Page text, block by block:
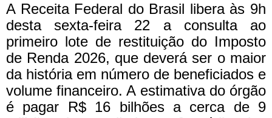
A Receita Federal do Brasil libera às 9h
desta sexta-feira 22 a consulta ao
primeiro lote de restituição do Imposto
de Renda 2026, que deverá ser o maior
da história em número de beneficiados e
volume financeiro. A estimativa do órgão
é pagar R$ 16 bilhões a cerca de 9